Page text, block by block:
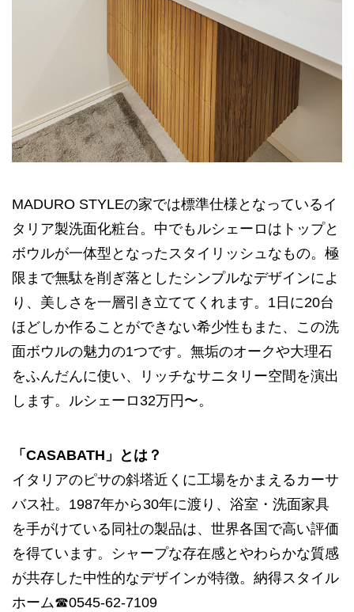
MADURO STYLEの家では標準仕様となっているイ
タリア製洗面化粧台。中でもルシェーロはトップと
ボウルが一体型となったスタイリッシュなもの。極
限まで無駄を削ぎ落としたシンプルなデザインによ
り、美しさを一層引き立ててくれます。1日に20台
ほどしか作ることができない希少性もまた、この洗
面ボウルの魅力の1つです。無垢のオークや大理石
をふんだんに使い、リッチなサニタリー空間を演出
します。ルシェーロ32万円〜。
「CASABATH」とは？
イタリアのピサの斜塔近くに工場をかまえるカーサ
バス社。1987年から30年に渡り、浴室・洗面家具
を手がけている同社の製品は、世界各国で高い評価
を得ています。シャープな存在感とやわらかな質感
が共存した中性的なデザインが特徴。納得スタイル
ホーム☎0545-62-7109